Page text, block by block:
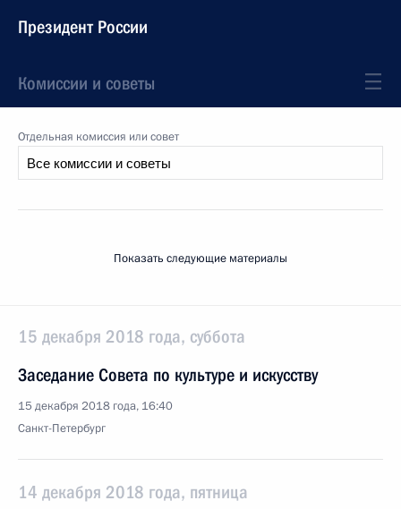
Президент России
Комиссии и советы
Отдельная комиссия или совет
Показать следующие материалы
15 декабря 2018 года, суббота
Заседание Совета по культуре и искусству
15 декабря 2018 года, 16:40
Санкт-Петербург
14 декабря 2018 года, пятница